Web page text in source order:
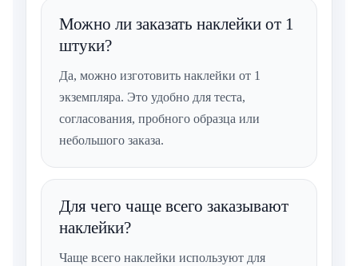
Можно ли заказать наклейки от 1
штуки?
Да, можно изготовить наклейки от 1
экземпляра. Это удобно для теста,
согласования, пробного образца или
небольшого заказа.
Для чего чаще всего заказывают
наклейки?
Чаще всего наклейки используют для